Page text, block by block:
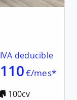
IVA deducible
110€/mes*
100cv